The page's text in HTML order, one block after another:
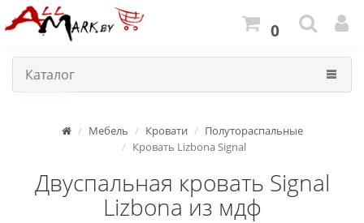
0
Каталог
Мебель Кровати
Полутораспальные
Кровать Lizbona Signal
Двуспальная кровать Signal
Lizbona из мдф